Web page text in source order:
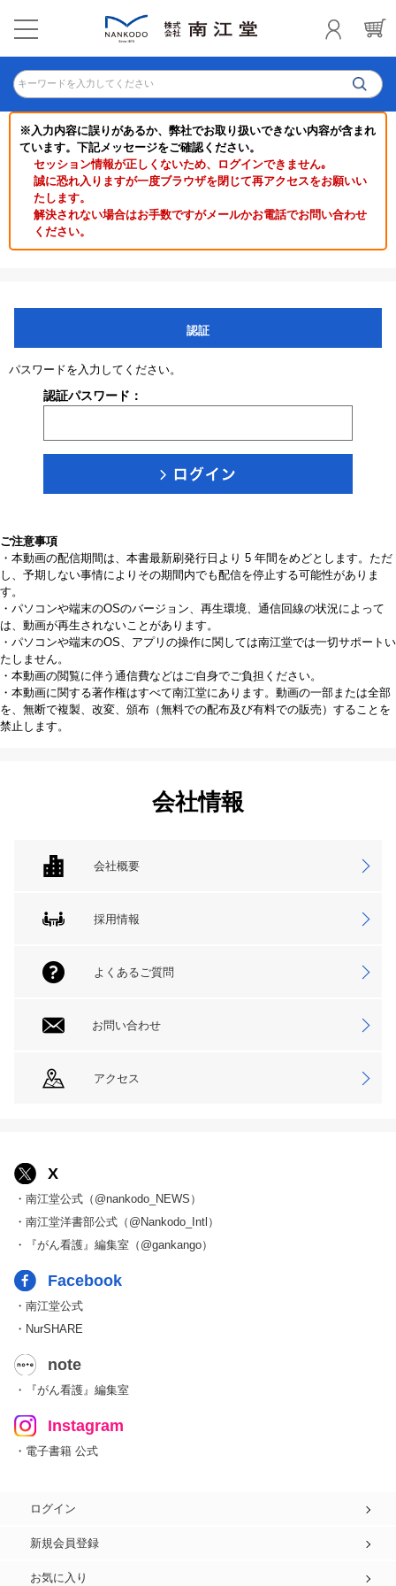
キーワードを入力してください
※入力内容に誤りがあるか、弊社でお取り扱いできない内容が含まれ
ています。下記メッセージをご確認ください。
セッション情報が正しくないため、ログインできません｡
誠に恐れ入りますが一度ブラウザを閉じて再アクセスをお願いい
たします。
解決されない場合はお手数ですがメールかお電話でお問い合わせ
ください。
認証
パスワードを入力してください。
認証パスワード：
ご注意事項
・本動画の配信期間は、本書最新刷発行日より 5 年間をめどとします。ただ
し、予期しない事情によりその期間内でも配信を停止する可能性がありま
す。
・パソコンや端末のOSのバージョン、再生環境、通信回線の状況によって
は、動画が再生されないことがあります。
・パソコンや端末のOS、アプリの操作に関しては南江堂では一切サポートい
たしません。
・本動画の閲覧に伴う通信費などはご自身でご負担ください。
・本動画に関する著作権はすべて南江堂にあります。動画の一部または全部
を、無断で複製、改変、頒布（無料での配布及び有料での販売）することを
禁止します。
会社情報
会社概要
採用情報
よくあるご質問
お問い合わせ
アクセス
X
・南江堂公式（@nankodo_NEWS）
・南江堂洋書部公式（@Nankodo_Intl）
・『がん看護』編集室（@gankango）
Facebook
・南江堂公式
・NurSHARE
note
・『がん看護』編集室
Instagram
・電子書籍 公式
ログイン
新規会員登録
お気に入り